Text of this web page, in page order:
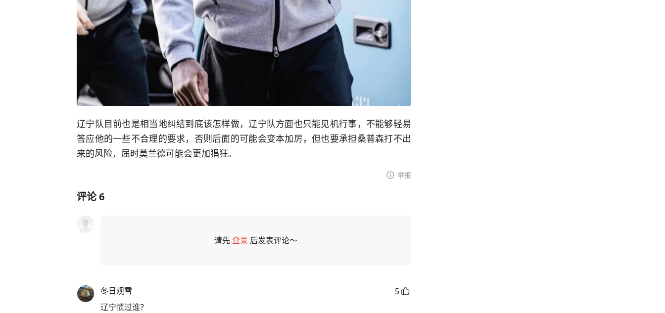
辽宁队目前也是相当地纠结到底该怎样做，辽宁队方面也只能见机行事，不能够轻易
答应他的一些不合理的要求，否则后面的可能会变本加厉，但也要承担桑普森打不出
来的风险，届时莫兰德可能会更加猖狂。
举报
评论6
请先登录 后发表评论～
冬日观雪
5
辽宁惯过谁？